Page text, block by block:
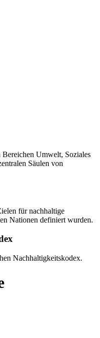
Umwelt, Soziales
Säulen von
für nachhaltige
Nationen definiert wurden.
Nachhaltigkeitskodex.